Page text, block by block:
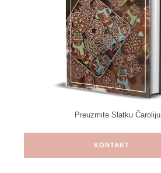
Preuzmite Slatku Čaroliju
KONTAKT